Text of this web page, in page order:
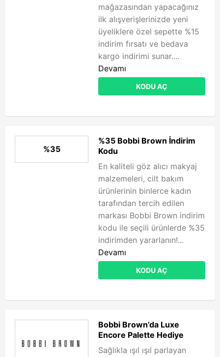
mağazasından yapacağınız
ilk alışverişlerinizde yeni
üyeliklere özel sepette %15
indirim fırsatı ve bedava
kargo indirimi sunar....
Devamı
KODU AÇ
%35
%35 Bobbi Brown İndirim
Kodu
En kaliteli göz alıcı makyaj
malzemeleri, cilt bakım
ürünlerinin binlerce kadın
tarafından tercih edilen
markası Bobbi Brown indirim
kodu ile seçili ürünlerde %35
indirimden yararlanın!...
Devamı
KODU AÇ
Bobbi Brown’da Luxe
Encore Palette Hediye
Sağlıkla ışıl ışıl parlayan